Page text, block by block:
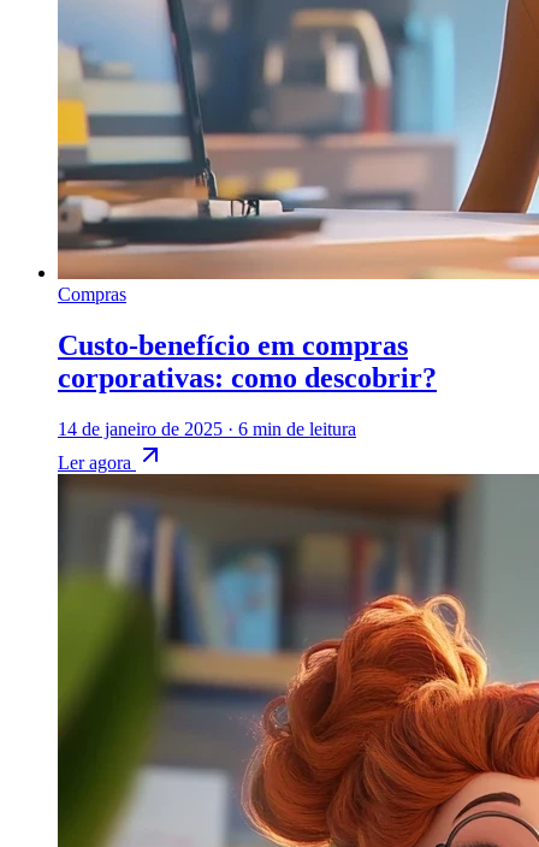
Compras
Custo-benefício em compras
corporativas: como descobrir?
14 de janeiro de 2025 · 6 min de leitura
Ler agora